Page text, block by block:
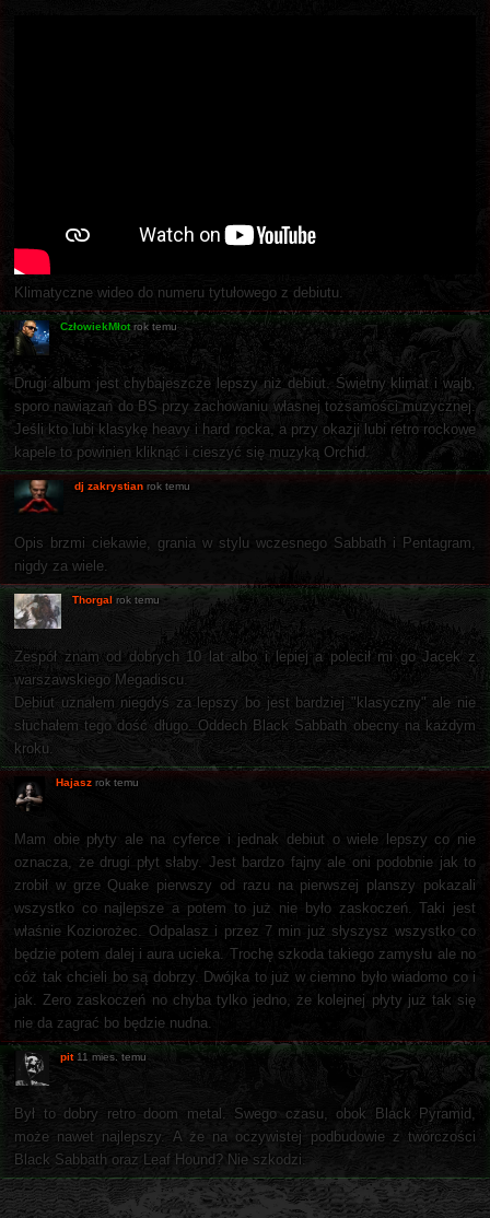
Klimatyczne wideo do numeru tytułowego z debiutu.
CzłowiekMłot rok temu
Drugi album jest chybajeszcze lepszy niż debiut. Świetny klimat i wajb,
sporo nawiązań do BS przy zachowaniu własnej tożsamości muzycznej.
Jeśli kto lubi klasykę heavy i hard rocka, a przy okazji lubi retro rockowe
kapele to powinien kliknąć i cieszyć się muzyką Orchid.
dj zakrystian rok temu
Opis brzmi ciekawie, grania w stylu wczesnego Sabbath i Pentagram,
nigdy za wiele.
Thorgal rok temu
Zespół znam od dobrych 10 lat albo i lepiej a polecił mi go Jacek z
warszawskiego Megadiscu.
Debiut uznałem niegdyś za lepszy bo jest bardziej "klasyczny" ale nie
słuchałem tego dość długo. Oddech Black Sabbath obecny na każdym
kroku.
Hajasz rok temu
Mam obie płyty ale na cyferce i jednak debiut o wiele lepszy co nie
oznacza, że drugi płyt słaby. Jest bardzo fajny ale oni podobnie jak to
zrobił w grze Quake pierwszy od razu na pierwszej planszy pokazali
wszystko co najlepsze a potem to już nie było zaskoczeń. Taki jest
właśnie Koziorożec. Odpalasz i przez 7 min już słyszysz wszystko co
będzie potem dalej i aura ucieka. Trochę szkoda takiego zamysłu ale no
cóż tak chcieli bo są dobrzy. Dwójka to już w ciemno było wiadomo co i
jak. Zero zaskoczeń no chyba tylko jedno, że kolejnej płyty już tak się
nie da zagrać bo będzie nudna.
pit 11 mies. temu
Był to dobry retro doom metal. Swego czasu, obok Black Pyramid,
może nawet najlepszy. A że na oczywistej podbudowie z twórczości
Black Sabbath oraz Leaf Hound? Nie szkodzi.